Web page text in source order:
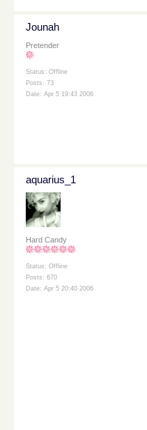
Jounah
Pretender
Status: Offline
Posts: 73
Date: Apr 5 19:43 2006
aquarius_1
Hard Candy
Status: Offline
Posts: 670
Date: Apr 5 20:40 2006